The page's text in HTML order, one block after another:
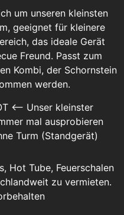
um unseren kleinsten
geeignet für kleinere
das ideale Gerät
Freund. Passt zum
Kombi, der Schornstein
werden.
<-- Unser kleinster
mal ausprobieren
Turm (Standgerät)
Hot Tube, Feuerschalen
zu vermieten.